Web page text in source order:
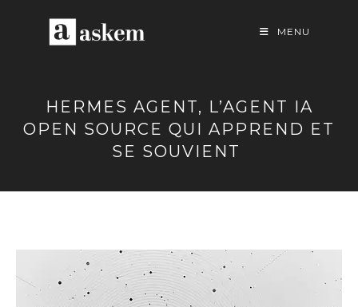
MENU
HERMES AGENT, L’AGENT IA
OPEN SOURCE QUI APPREND ET
SE SOUVIENT